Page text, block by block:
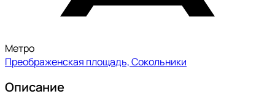
Метро
Преображенская площадь, Сокольники
Описание